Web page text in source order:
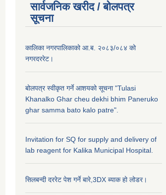
सार्वजनिक खरीद / बाेलपत्र
सूचना
कालिका नगरपालिकाको आ.ब. २०८३/०८४ को
नगरदररेट।
बोलपत्र स्वीकृत गर्ने आशयको सूचना "Tulasi
Khanalko Ghar cheu dekhi bhim Paneruko
ghar samma bato kalo patre".
Invitation for SQ for supply and delivery of
lab reagent for Kalika Municipal Hospital.
सिलबन्दी दररेट पेश गर्ने बारे,3DX ब्याक हो लोडर।